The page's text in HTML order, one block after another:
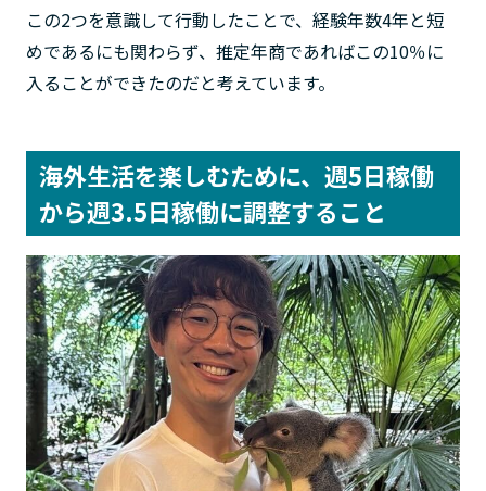
この2つを意識して行動したことで、経験年数4年と短
めであるにも関わらず、推定年商であればこの10％に
入ることができたのだと考えています。
海外生活を楽しむために、週5日稼働
から週3.5日稼働に調整すること